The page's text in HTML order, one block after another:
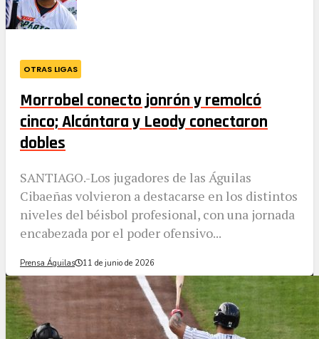
OTRAS LIGAS
Morrobel conecto jonrón y remolcó
cinco; Alcántara y Leody conectaron
dobles
SANTIAGO.-Los jugadores de las Águilas
Cibaeñas volvieron a destacarse en los distintos
niveles del béisbol profesional, con una jornada
encabezada por el poder ofensivo...
Prensa Águilas 11 de junio de 2026